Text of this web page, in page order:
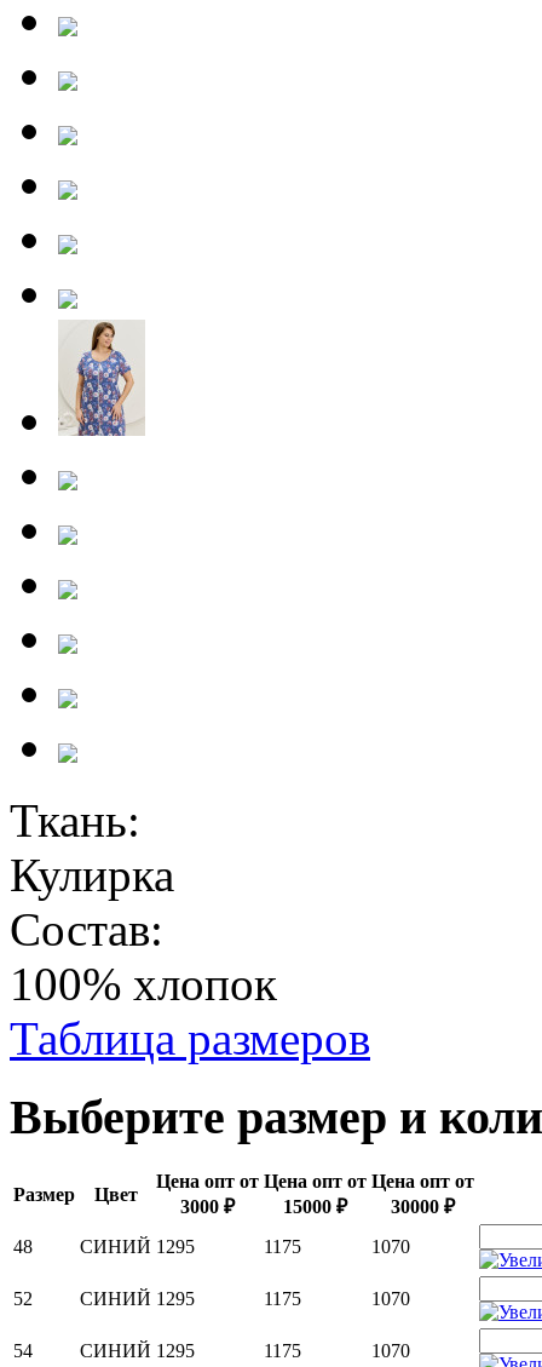
Ткань:
Кулирка
Состав:
100% хлопок
Таблица размеров
Выберите размер и
Размер Цвет
Цена опт от
3000 ₽
Цена опт от
15000 ₽
Цена опт от
30000 ₽
48
СИНИЙ 1295 1175 1070
52 СИНИЙ 1295 1175 1070
54 СИНИЙ 1295 1175 1070